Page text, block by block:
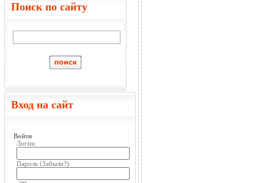
Поиск по сайту
Вход на сайт
Войти
Логин:
Пароль (Забыли?):